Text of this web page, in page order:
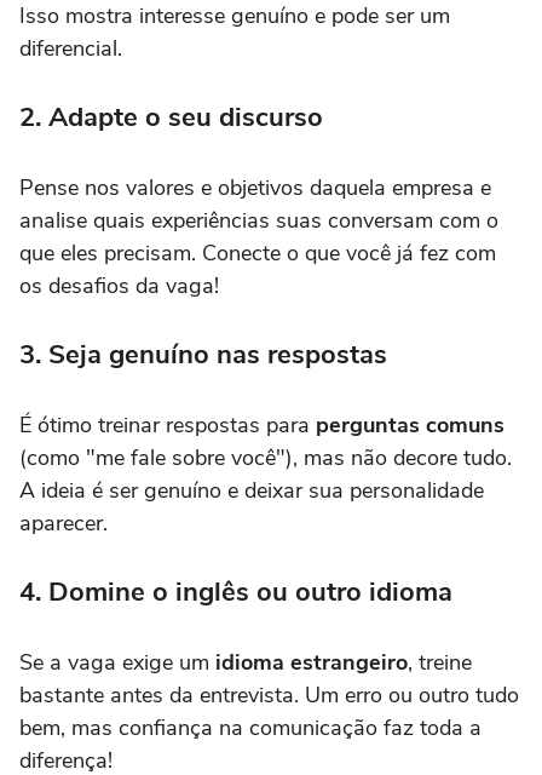
Isso mostra interesse genuíno e pode ser um
diferencial.
2. Adapte o seu discurso
Pense nos valores e objetivos daquela empresa e
analise quais experiências suas conversam com o
que eles precisam. Conecte o que você já fez com
os desafios da vaga!
3. Seja genuíno nas respostas
É ótimo treinar respostas para perguntas comuns
(como "me fale sobre você"), mas não decore tudo.
A ideia é ser genuíno e deixar sua personalidade
aparecer.
4. Domine o inglês ou outro idioma
Se a vaga exige um idioma estrangeiro, treine
bastante antes da entrevista. Um erro ou outro tudo
bem, mas confiança na comunicação faz toda a
diferença!